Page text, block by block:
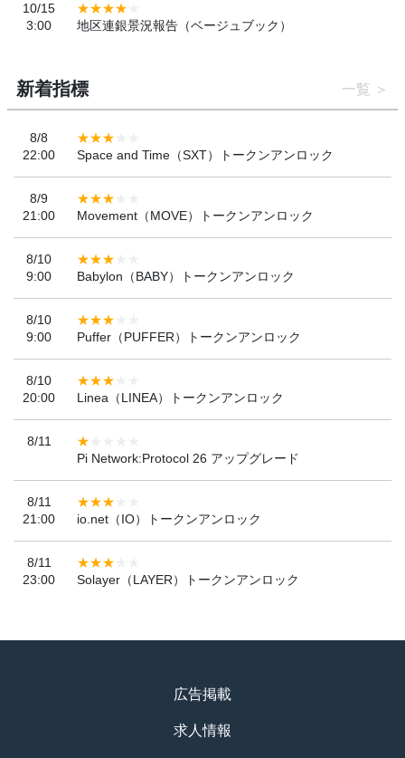
10/15
3:00
地区連銀景況報告（ベージュブック）
新着指標 一覧
8/8
22:00
Space and Time（SXT）トークンアンロック
8/9
21:00
Movement（MOVE）トークンアンロック
8/10
9:00
Babylon（BABY）トークンアンロック
8/10
9:00
Puffer（PUFFER）トークンアンロック
8/10
20:00
Linea（LINEA）トークンアンロック
8/11
Pi Network:Protocol 26 アップグレード
8/11
21:00
io.net（IO）トークンアンロック
8/11
23:00
Solayer（LAYER）トークンアンロック
広告掲載
求人情報